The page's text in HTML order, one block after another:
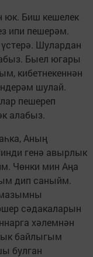
юк. Биш кешелек
ипи пешерәм.
Шулардан
Быел югары
кибетнекеннән
шулай.
пешереп
алабыз.
Аның
генә авырлык
Чөнки мин Аңа
дип саныйм.
сәдакаларын
хәлемнән
байлыгым
булган